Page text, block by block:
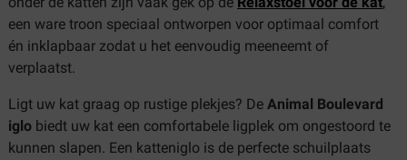
een ware troon speciaal ontworpen voor optimaal comfort
én inklapbaar zodat u het eenvoudig meeneemt of
verplaatst.
Ligt uw kat graag op rustige plekjes? De Animal Boulevard
iglo biedt uw kat een comfortabele ligplek om ongestoord te
kunnen slapen. Een katteniglo is de perfecte schuilplaats